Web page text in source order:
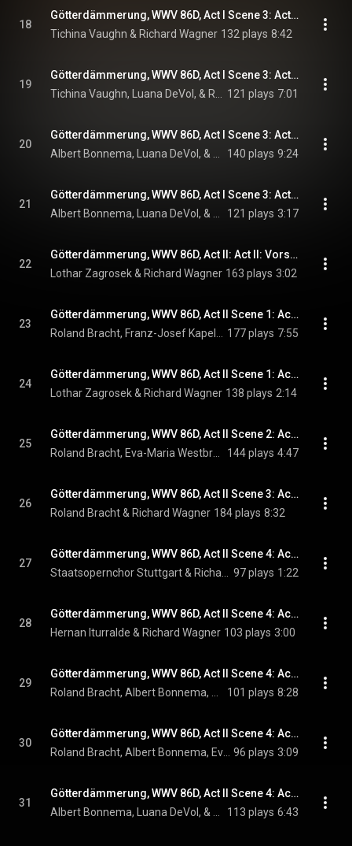
18
Götterdämmerung, WWV 86D, Act I Scene 3: Act I Scene 3: Seit er von dir geschieden (Waltraute)
Tichina Vaughn & Richard Wagner 132 plays 8:42
19
Götterdämmerung, WWV 86D, Act I Scene 3: Act I Scene 3: Da sann ich nach: von seiner Seite (Waltraute, Brunnhilde)
121 plays 7:01
20
Götterdämmerung, WWV 86D, Act I Scene 3: Act I Scene 3: Blitzend Gewolk (Brunnhilde, Siegfried)
140 plays 9:24
21
Götterdämmerung, WWV 86D, Act I Scene 3: Act I Scene 3: Jetzt bist du mein (Siegfried, Brunnhilde)
121 plays 3:17
22
Götterdämmerung, WWV 86D, Act II: Act II: Vorspiel
Lothar Zagrosek & Richard Wagner 163 plays 3:02
23
Götterdämmerung, WWV 86D, Act II Scene 1: Act II Scene 1: Schlafst du, Hagen, mein Sohn? (Alberich, Hagen)
177 plays 7:55
24
Götterdämmerung, WWV 86D, Act II Scene 1: Act II Scene 1: Orchesterzwischenspiel (Entr'acte)
Lothar Zagrosek & Richard Wagner 138 plays 2:14
25
Götterdämmerung, WWV 86D, Act II Scene 2: Act II Scene 2: Hoiho, Hagen! Muder Mann! (Siegfried, Hagen, Gutrune)
144 plays 4:47
26
Götterdämmerung, WWV 86D, Act II Scene 3: Act II Scene 3: Hoiho! Hoihohoho! (Hagen, Vassals)
Roland Bracht & Richard Wagner 184 plays 8:32
27
Götterdämmerung, WWV 86D, Act II Scene 4: Act II Scene 4: Heil dir, Gunther! (Vassals)
97 plays 1:22
28
Götterdämmerung, WWV 86D, Act II Scene 4: Act II Scene 4: Brunnhild', die hehrste Frau (Gunther, Vassals)
Hernan Iturralde & Richard Wagner 103 plays 3:00
29
Götterdämmerung, WWV 86D, Act II Scene 4: Act II Scene 4: Was ist ihr? Ist sie entruckt? (Chorus, Siegfried, Brunnhilde, Hagen, Gunther, Gutrune)
101 plays 8:28
30
Götterdämmerung, WWV 86D, Act II Scene 4: Act II Scene 4: Achtest du so der eignen Ehre? (Siegfried, Brunnhilde, Chorus, Gunther, Gutrune, Hagen)
96 plays 3:09
31
Götterdämmerung, WWV 86D, Act II Scene 4: Act II Scene 4: Helle Wehr! Heilige Waffe! (Siegfried, Brunnhilde, Chorus)
113 plays 6:43